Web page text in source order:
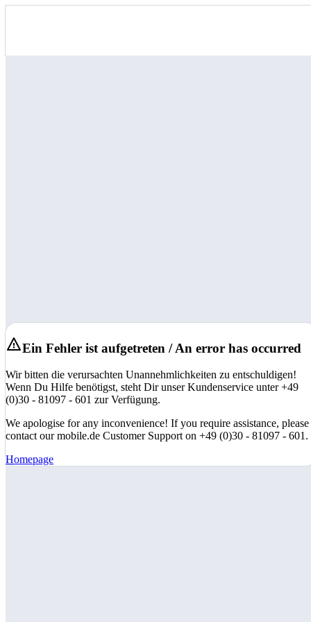
Ein Fehler ist aufgetreten / An error has occurred
Wir bitten die verursachten Unannehmlichkeiten zu entschuldigen!
Wenn Du Hilfe benötigst, steht Dir unser Kundenservice unter +49
(0)30 - 81097 - 601 zur Verfügung.
We apologise for any inconvenience! If you require assistance, please
contact our mobile.de Customer Support on +49 (0)30 - 81097 - 601.
Homepage